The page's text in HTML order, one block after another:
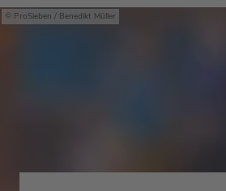
ProSieben / Benedikt Müller